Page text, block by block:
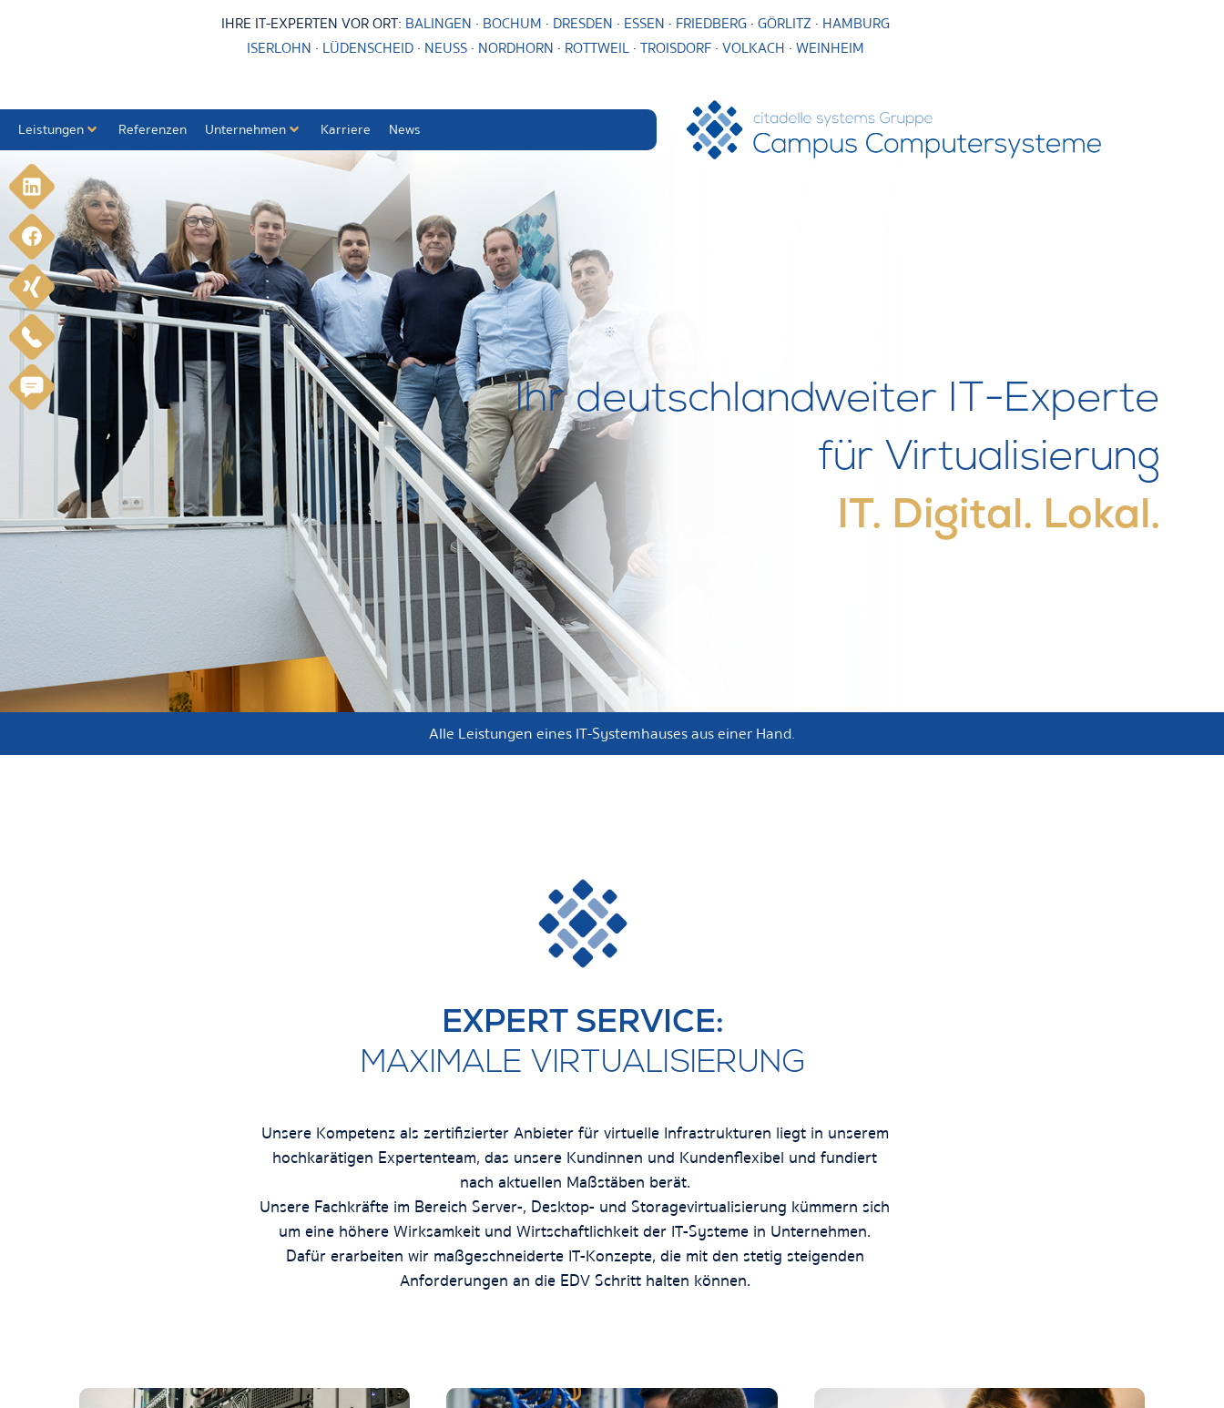
IHRE IT-EXPERTEN VOR ORT: BALINGEN · BOCHUM · DRESDEN · ESSEN · FRIEDBERG·GÖRLITZ · HAMBURG
ISERLOHN · LÜDENSCHEID· NEUSS· NORDHORN · ROTTWEIL·TROISDORF·VOLKACH ·WEINHEIM
Leistungen Referenzen Unternehmen Karriere News
Ihr deutschlandweiter IT-Experte
für Virtualisierung
IT. Digital. Lokal.
Alle Leistungen eines IT-Systemhauses aus einer Hand.
EXPERT SERVICE:
MAXIMALE VIRTUALISIERUNG
Unsere Kompetenz als zertifizierter Anbieter für virtuelle Infrastrukturen liegt in unserem
hochkarätigen Expertenteam, das unsere Kundinnen und Kundenflexibel und fundiert
nach aktuellen Maßstäben berät.
Unsere Fachkräfte im Bereich Server-, Desktop- und Storagevirtualisierung kümmern sich
um eine höhere Wirksamkeit und Wirtschaftlichkeit der IT-Systeme in Unternehmen.
Dafür erarbeiten wir maßgeschneiderte IT-Konzepte, die mit den stetig steigenden
Anforderungen an die EDV Schritt halten können.